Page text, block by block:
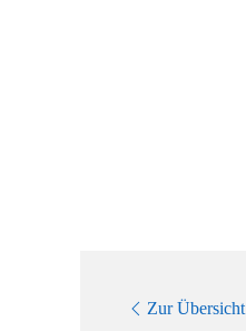
Zur Übersicht